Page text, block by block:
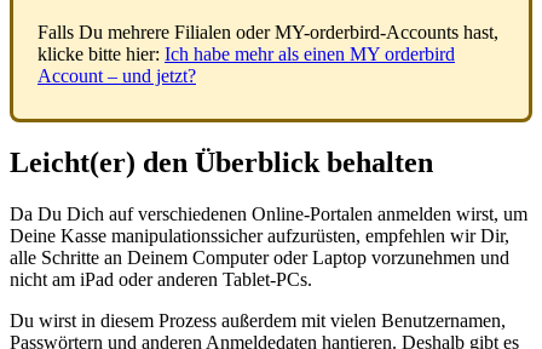
Falls Du mehrere Filialen oder MY-orderbird-Accounts hast,
klicke bitte hier: Ich habe mehr als einen MY orderbird
Account – und jetzt?
Leicht(er) den Überblick behalten
Da Du Dich auf verschiedenen Online-Portalen anmelden wirst, um
Deine Kasse manipulationssicher aufzurüsten, empfehlen wir Dir,
alle Schritte an Deinem Computer oder Laptop vorzunehmen und
nicht am iPad oder anderen Tablet-PCs.
Du wirst in diesem Prozess außerdem mit vielen Benutzernamen,
Passwörtern und anderen Anmeldedaten hantieren. Deshalb gibt es